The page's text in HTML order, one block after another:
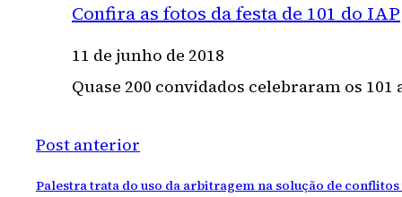
Confira as fotos da festa de 101 do IAP
11 de junho de 2018
Quase 200 convidados celebraram os
Post anterior
Palestra trata do uso da arbitragem na solução de